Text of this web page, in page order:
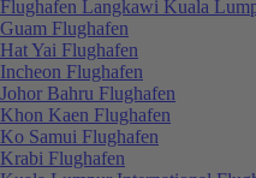
Flughafen Langkawi Kuala
Guam Flughafen
Hat Yai Flughafen
Incheon Flughafen
Johor Bahru Flughafen
Khon Kaen Flughafen
Ko Samui Flughafen
Krabi Flughafen